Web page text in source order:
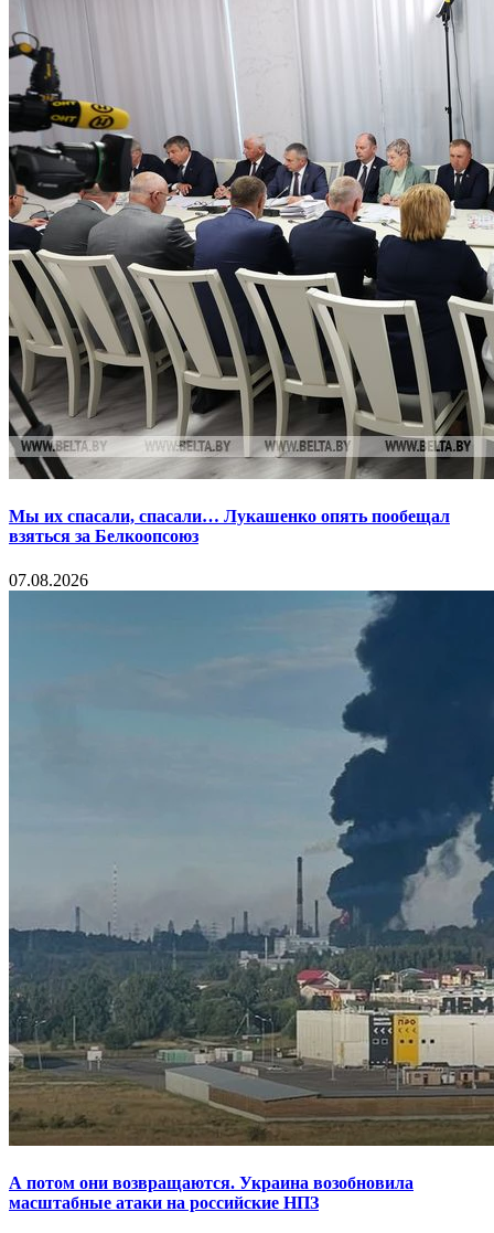
Мы их спасали, спасали… Лукашенко опять пообещал
взяться за Белкоопсоюз
07.08.2026
А потом они возвращаются. Украина возобновила
масштабные атаки на российские НПЗ